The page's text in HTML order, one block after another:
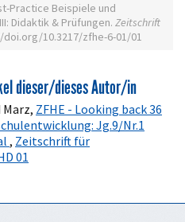
Practice Beispiele und
Didaktik & Prüfungen. Zeitschrift
10.3217/zfhe-6-01/01
dieser/dieses Autor/in
ZFHE - Looking back 36
Jg.9/Nr.1
, Zeitschrift für
01